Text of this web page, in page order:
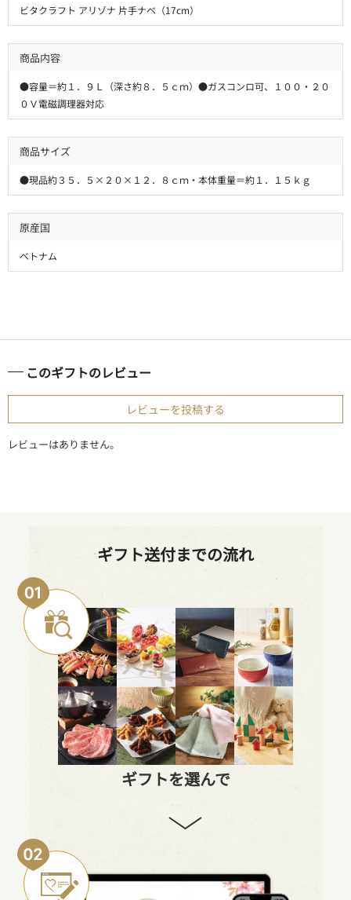
ビタクラフト アリゾナ 片手ナベ（17cm）
商品内容
●容量＝約１．９Ｌ（深さ約８．５ｃｍ）●ガスコンロ可、１００・２０
０Ｖ電磁調理器対応
商品サイズ
●現品約３５．５×２０×１２．８ｃｍ・本体重量＝約１．１５ｋｇ
原産国
ベトナム
このギフトのレビュー
レビューを投稿する
レビューはありません。
ギフト送付までの流れ
ギフトを選んで